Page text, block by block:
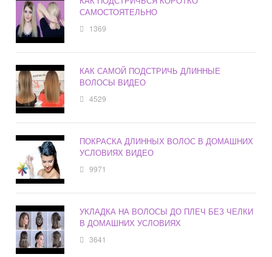
САМОСТОЯТЕЛЬНО
1369
КАК САМОЙ ПОДСТРИЧЬ ДЛИННЫЕ
ВОЛОСЫ ВИДЕО
4529
ПОКРАСКА ДЛИННЫХ ВОЛОС В ДОМАШНИХ
УСЛОВИЯХ ВИДЕО
9971
УКЛАДКА НА ВОЛОСЫ ДО ПЛЕЧ БЕЗ ЧЕЛКИ
В ДОМАШНИХ УСЛОВИЯХ
3641